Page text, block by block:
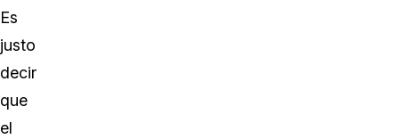
Es
justo
decir
que
el